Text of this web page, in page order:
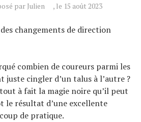
par Julien , le 15 août 2023
changements de direction
combien de coureurs parmi les
juste cingler d’un talus à l’autre ?
à fait la magie noire qu’il peut
le résultat d’une excellente
de pratique.